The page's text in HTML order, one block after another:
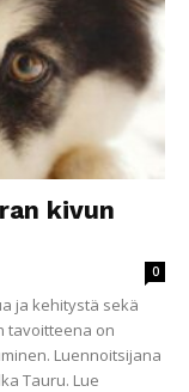
kivun
0
ja kehitystä sekä
tavoitteena on
Luennoitsijana
Tauru. Lue